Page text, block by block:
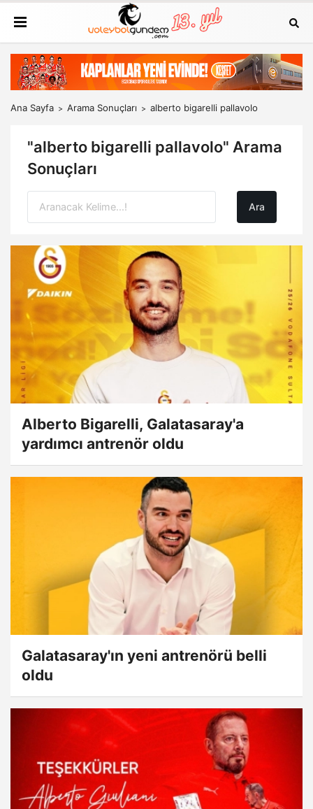
Ana Sayfa Arama Sonuçları alberto bigarelli pallavolo
"alberto bigarelli pallavolo" Arama
Sonuçları
Alberto Bigarelli, Galatasaray'a
yardımcı antrenör oldu
Galatasaray'ın yeni antrenörü belli
oldu